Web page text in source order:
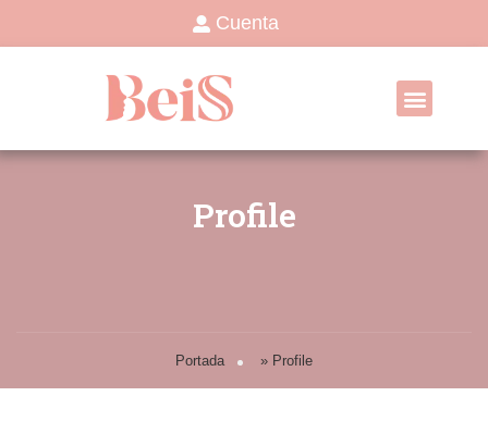
Cuenta
Profile
Portada » Profile